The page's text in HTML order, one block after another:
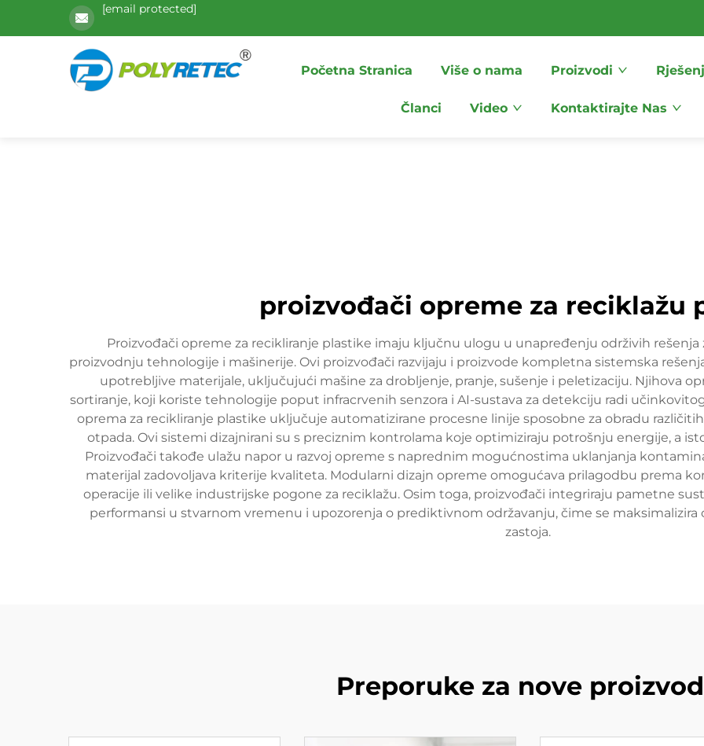
[email protected]
Početna Stranica Više o nama Proizvodi
Članci Video Kontaktirajte Nas
proizvođači opreme za reciklažu
Proizvođači opreme za recikliranje plastike imaju ključnu ulogu u unapređenju održivih
proizvodnju tehnologije i mašinerije. Ovi proizvođači razvijaju i proizvode kompletna sistemska
upotrebljive materijale, uključujući mašine za drobljenje, pranje, sušenje i peletizaciju. Njihova
sortiranje, koji koriste tehnologije poput infracrvenih senzora i AI-sustava za detekciju radi
oprema za recikliranje plastike uključuje automatizirane procesne linije sposobne za obradu
otpada. Ovi sistemi dizajnirani su s preciznim kontrolama koje optimiziraju potrošnju energije, a
Proizvođači takođe ulažu napor u razvoj opreme s naprednim mogućnostima uklanjanja
materijal zadovoljava kriterije kvaliteta. Modularni dizajn opreme omogućava prilagodbu prema
operacije ili velike industrijske pogone za reciklažu. Osim toga, proizvođači integriraju pametne
performansi u stvarnom vremenu i upozorenja o prediktivnom održavanju, čime se
zastoja.
Preporuke za nove